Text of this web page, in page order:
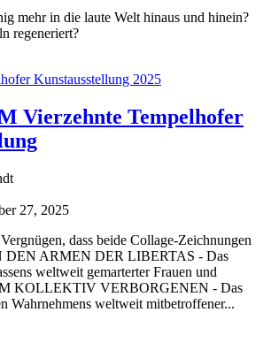
mehr in die laute Welt hinaus und hinein?
regeneriert?
Vierzehnte Tempelhofer
27, 2025
dass beide Collage-Zeichnungen
DEN ARMEN DER LIBERTAS - Das
weltweit gemarterter Frauen und
KOLLEKTIV VERBORGENEN - Das
Wahrnehmens weltweit mitbetroffener...